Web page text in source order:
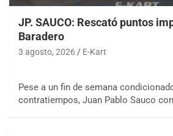
JP. SAUCO: Rescató puntos
Baradero
3 agosto, 2026 E-Kart
Pese a un fin de semana
contratiempos, Juan Pablo Sauco
08/09-AGO
IAME SERIES ARGENTINA 6
Ramiro Tot (Asfalto)